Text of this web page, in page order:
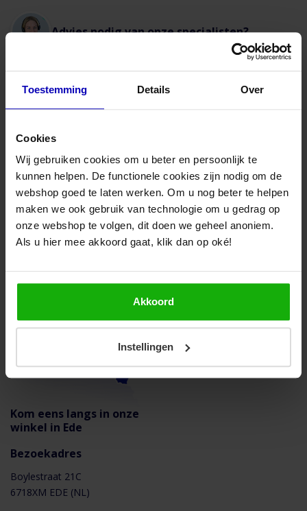
Toestemming Details Over
Cookies
Wij gebruiken cookies om u beter en persoonlijk te
kunnen helpen. De functionele cookies zijn nodig om de
webshop goed te laten werken. Om u nog beter te helpen
maken we ook gebruik van technologie om u gedrag op
onze webshop te volgen, dit doen we geheel anoniem.
Als u hier mee akkoord gaat, klik dan op oké!
Akkoord
Instellingen
Specificaties
Type
Easyflow Plenum
Handleidingen en Documenten
Handleiding Easyflow
Advies nodig van onze specialisten?
Maandag t/m vrijdag bereikbaarvan 08:30 to 17:00 uur
Bel naar 085-8221636
Bezoek onze winkel
Snelle levering binnen Nederland en België
Kom eens langs in onze
winkel in Ede
Bezoekadres
Boylestraat 21C
6718XM EDE (NL)